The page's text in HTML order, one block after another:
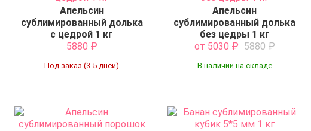
Апельсин
сублимированный долька
с цедрой 1 кг
5880 ₽
Под заказ (3-5 дней)
Апельсин
сублимированный долька
без цедры 1 кг
от 5030 ₽ 5880₽
В наличии на складе